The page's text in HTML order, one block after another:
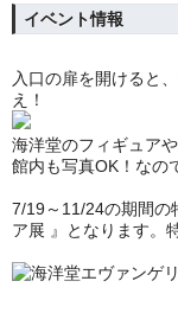
イベント情報
入口の扉を開けると
え！
海洋堂のフィギュア
館内も写真OK！なの
7/19～11/24の期間の
ア展 』となります。